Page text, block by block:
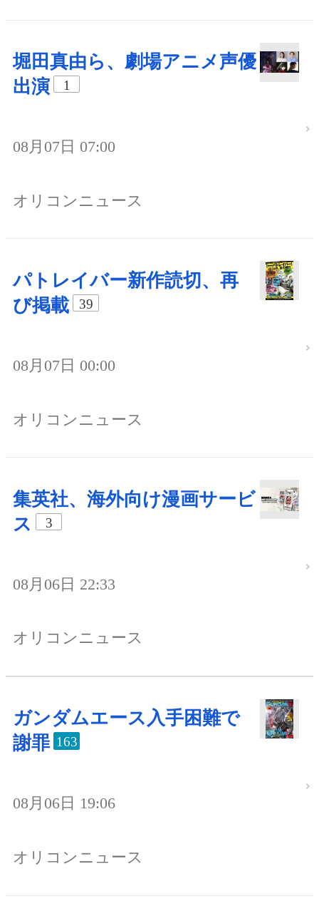
堀田真由ら、劇場アニメ声優
出演
1
08月07日 07:00
オリコンニュース
パトレイバー新作読切、再
び掲載
39
08月07日 00:00
オリコンニュース
集英社、海外向け漫画サービ
ス
3
08月06日 22:33
オリコンニュース
ガンダムエース入手困難で
謝罪 163
08月06日 19:06
オリコンニュース